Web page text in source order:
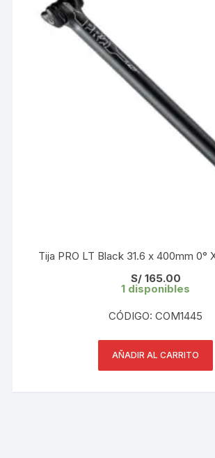
Tija PRO LT Black 31.6 x 400mm 0°
S/165.00
1 disponibles
CÓDIGO: COM1445
AÑADIR AL CARRITO